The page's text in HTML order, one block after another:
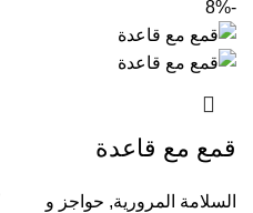
-8%
قمع مع قاعدة
السلامة المرورية, حواجز و